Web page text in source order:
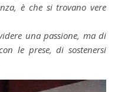
è che si trovano vere
una passione, ma di
le prese, di sostenersi